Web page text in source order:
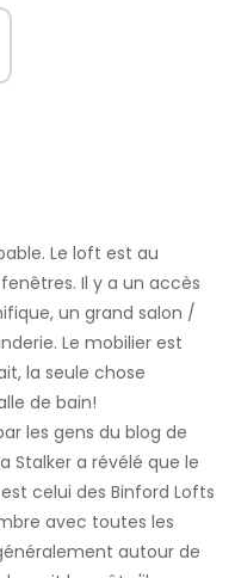
Le loft est au
Il y a un accès
un grand salon /
Le mobilier est
la seule chose
de bain!
les gens du blog de
Stalker a révélé que le
celui des Binford Lofts
avec toutes les
autour de